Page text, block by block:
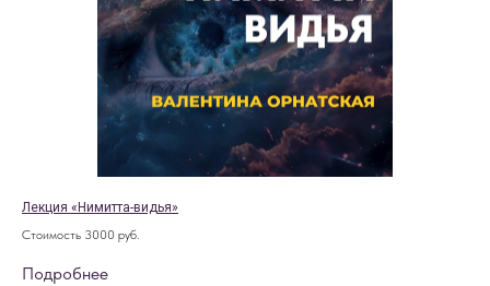
Лекция «Нимитта-видья»
Стоимость 3000 руб.
Подробнее